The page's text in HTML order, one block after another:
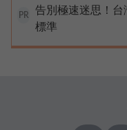
PR
告別極速迷思！
標準